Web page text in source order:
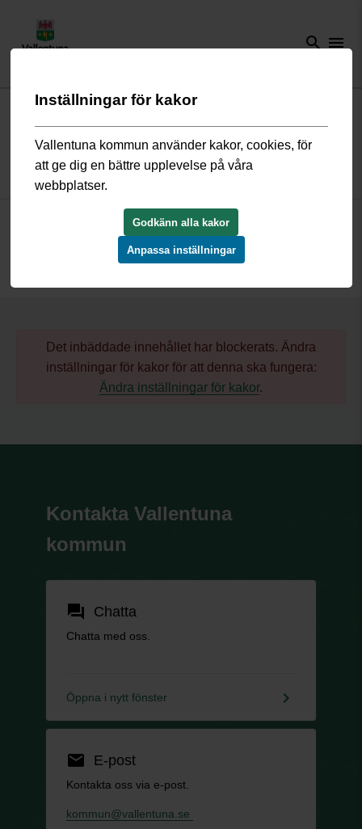
search menu
Start/Kultur och fritid/ Kulturskola/Kulturskolans julkalender 2021
18 december
God jul önskar SaxofoNissarna!
Det inbäddade innehållet har blockerats. Ändra
inställningar för kakor för att denna ska fungera:
Ändra inställningar för kakor.
Kontakta Vallentuna
kommun
forum Chatta
Chatta med oss.
Öppna i nytt fönster keyboard_arrow_right
email E-post
Kontakta oss via e-post.
kommun@vallentuna.se
Inställningar för kakor
Vallentuna kommun använder kakor, cookies, för
att ge dig en bättre upplevelse på våra
webbplatser.
Godkänn alla kakor
Anpassa inställningar